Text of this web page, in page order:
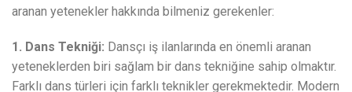
aranan yetenekler hakkında bilmeniz gerekenler:
1. Dans Tekniği: Dansçı iş ilanlarında en önemli aranan
yeteneklerden biri sağlam bir dans tekniğine sahip olmaktır.
Farklı dans türleri için farklı teknikler gerekmektedir. Modern